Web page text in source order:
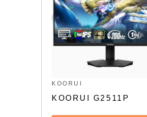
KOORUI
KOORUI G2511P